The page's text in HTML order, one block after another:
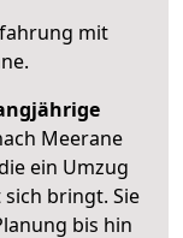
mit
.
Meerane
ein Umzug
bringt. Sie
bis hin